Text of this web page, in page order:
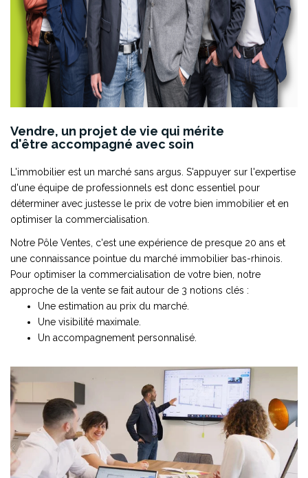
ESPACE BAILLEURS
ESPACE VENDEUR
CONTACT
Vendre, un projet de vie qui mérite
d'être accompagné avec soin
L'immobilier est un marché sans argus. S'appuyer sur l'expertise
d'une équipe de professionnels est donc essentiel pour
déterminer avec justesse le prix de votre bien immobilier et en
optimiser la commercialisation.
Notre Pôle Ventes, c'est une expérience de presque 20 ans et
une connaissance pointue du marché immobilier bas-rhinois.
Pour optimiser la commercialisation de votre bien, notre
approche de la vente se fait autour de 3 notions clés :
Une estimation au prix du marché.
Une visibilité maximale.
Un accompagnement personnalisé.